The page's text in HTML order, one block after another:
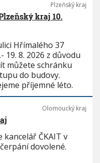
Plzeňský kraj
kraj 10.
Hřímalého 37
19. 8. 2026 z důvodu
můžete schránku
do budovy.
příjemné léto.
Olomoucký kraj
kancelář ČKAIT v
dovolené.